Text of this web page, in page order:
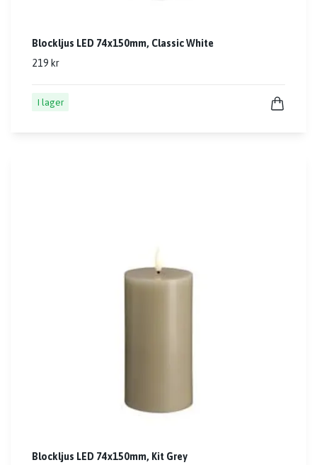
Blockljus LED 74x150mm, Classic White
219 kr
I lager
Blockljus LED 74x150mm, Kit Grey